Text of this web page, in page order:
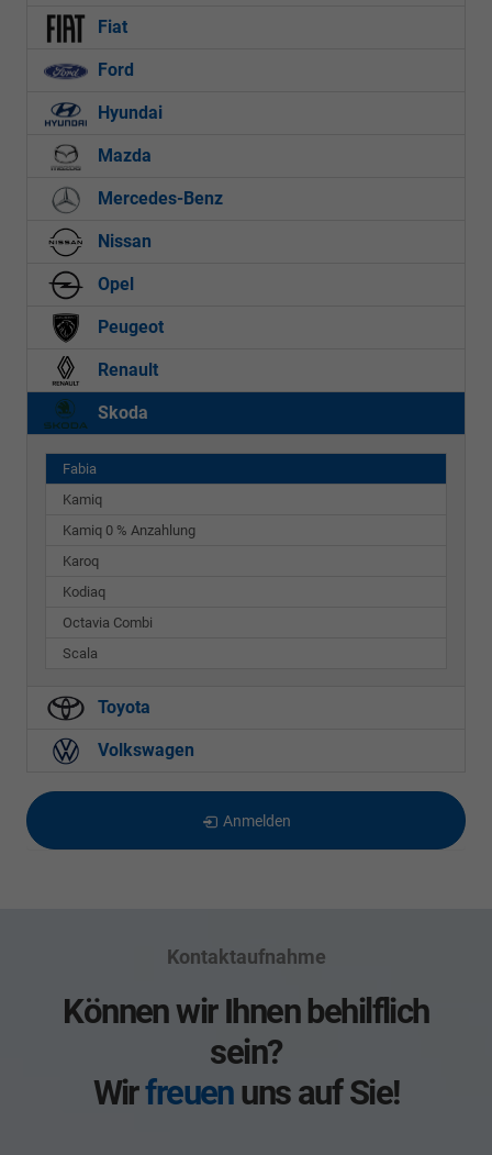
Fiat
Ford
Hyundai
Mazda
Mercedes-Benz
Nissan
Opel
Peugeot
Renault
Skoda
Fabia
Kamiq
Kamiq 0 % Anzahlung
Karoq
Kodiaq
Octavia Combi
Scala
Toyota
Volkswagen
Anmelden
Kontaktaufnahme
Können wir Ihnen behilflich
sein?
Wirfreuenuns auf Sie!